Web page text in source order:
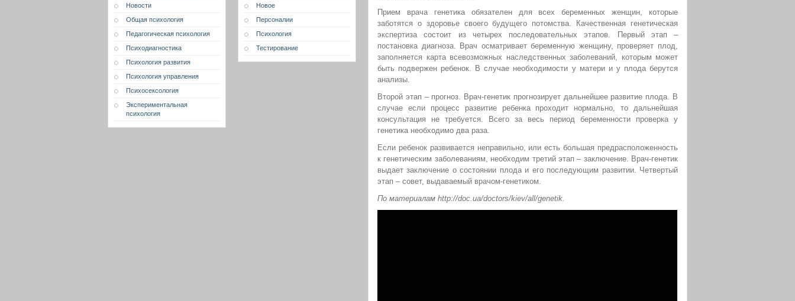
Прием врача генетика обязателен для всех беременных женщин, которые
заботятся о здоровье своего будущего потомства. Качественная генетическая
экспертиза состоит из четырех последовательных этапов. Первый этап –
постановка диагноза. Врач осматривает беременную женщину, проверяет плод,
заполняется карта всевозможных наследственных заболеваний, которым может
быть подвержен ребенок. В случае необходимости у матери и у плода берутся
анализы.
Второй этап – прогноз. Врач-генетик прогнозирует дальнейшее развитие плода. В
случае если процесс развитие ребенка проходит нормально, то дальнейшая
консультация не требуется. Всего за весь период беременности проверка у
генетика необходимо два раза.
Если ребенок развивается неправильно, или есть большая предрасположенность
к генетическим заболеваниям, необходим третий этап – заключение. Врач-генетик
выдает заключение о состоянии плода и его последующим развитии. Четвертый
этап – совет, выдаваемый врачом-генетиком.
По материалам http://doc.ua/doctors/kiev/all/genetik.
Новости
Общая психология
Педагогическая психология
Психодиагностика
Психология развития
Психология управления
Психосексология
Экспериментальная
психология
Новое
Персоналии
Психология
Тестирование